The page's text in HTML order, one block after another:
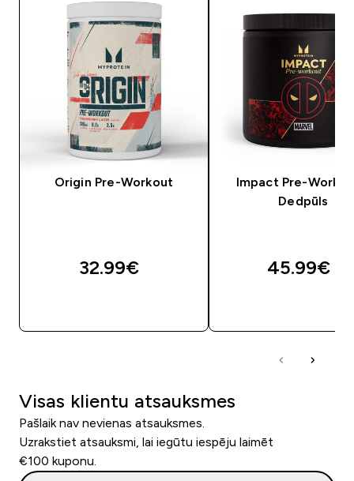
Origin Pre-Workout
32.99€‎
Impact Pre-
Dedpūls
45.99€‎
Visas klientu atsauksmes
Pašlaik nav nevienas atsauksmes.
Uzrakstiet atsauksmi, lai iegūtu iespēju laimēt
€100 kuponu.